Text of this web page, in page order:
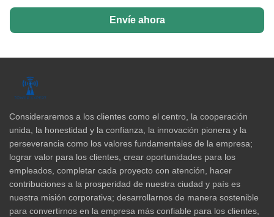
Envíe ahora
Consideraremos a los clientes como el centro, la cooperación
unida, la honestidad y la confianza, la innovación pionera y la
perseverancia como los valores fundamentales de la empresa;
lograr valor para los clientes, crear oportunidades para los
empleados, completar cada proyecto con atención, hacer
contribuciones a la prosperidad de nuestra ciudad y país es
nuestra misión corporativa; desarrollarnos de manera sostenible
para convertirnos en la empresa más confiable para los clientes,